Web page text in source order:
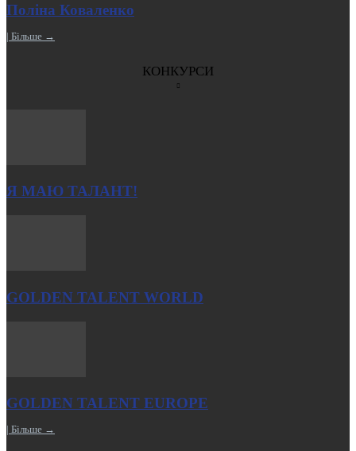
Поліна Коваленко
| Більше →
КОНКУРСИ
Я МАЮ ТАЛАНТ!
GOLDEN TALENT WORLD
GOLDEN TALENT EUROPE
| Більше →